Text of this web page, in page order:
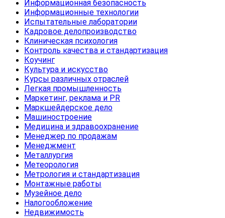
Информационная безопасность
Информационные технологии
Испытательные лаборатории
Кадровое делопроизводство
Клиническая психология
Контроль качества и стандартизация
Коучинг
Культура и искусство
Курсы различных отраслей
Легкая промышленность
Маркетинг, реклама и PR
Маркшейдерское дело
Машиностроение
Медицина и здравоохранение
Менеджер по продажам
Менеджмент
Металлургия
Метеорология
Метрология и стандартизация
Монтажные работы
Музейное дело
Налогообложение
Недвижимость